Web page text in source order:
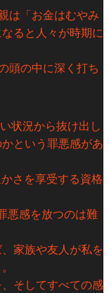
は「お金はむやみ
ると人々が時期に
頭の中に深く打ち
状況から抜け出し
という罪悪感があ
さを享受する資格
悪感を放つのは難
家族や友人が私を
そしてすべての感